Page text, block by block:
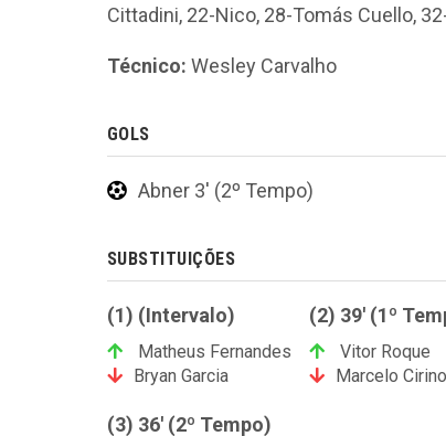
Cittadini, 22-Nico, 28-Tomás Cuello,
Técnico: Wesley Carvalho
GOLS
Abner 3' (2º Tempo)
SUBSTITUIÇÕES
(1) (Intervalo)
Matheus Fernandes
Bryan Garcia
(2) 39' (1º
Vitor Roque
Marcelo Cirino
(3) 36' (2º Tempo)